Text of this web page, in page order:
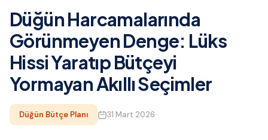
Düğün Harcamalarında
Görünmeyen Denge: Lüks
Hissi Yaratıp Bütçeyi
Yormayan Akıllı Seçimler
Düğün Bütçe Planı 31 Mart 2026